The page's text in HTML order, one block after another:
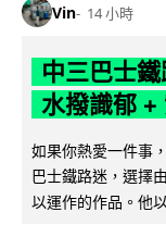
Vin 14 小時
中三巴士
水撥識郁 +
如果你熱愛一件事
巴士鐵路迷，選擇
以運作的作品。他